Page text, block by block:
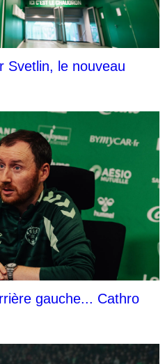
Svetlin, le nouveau
gauche... Cathro